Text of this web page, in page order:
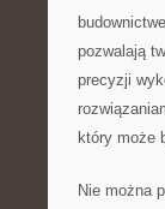
pozwalają
precyzji
który może
Nie można